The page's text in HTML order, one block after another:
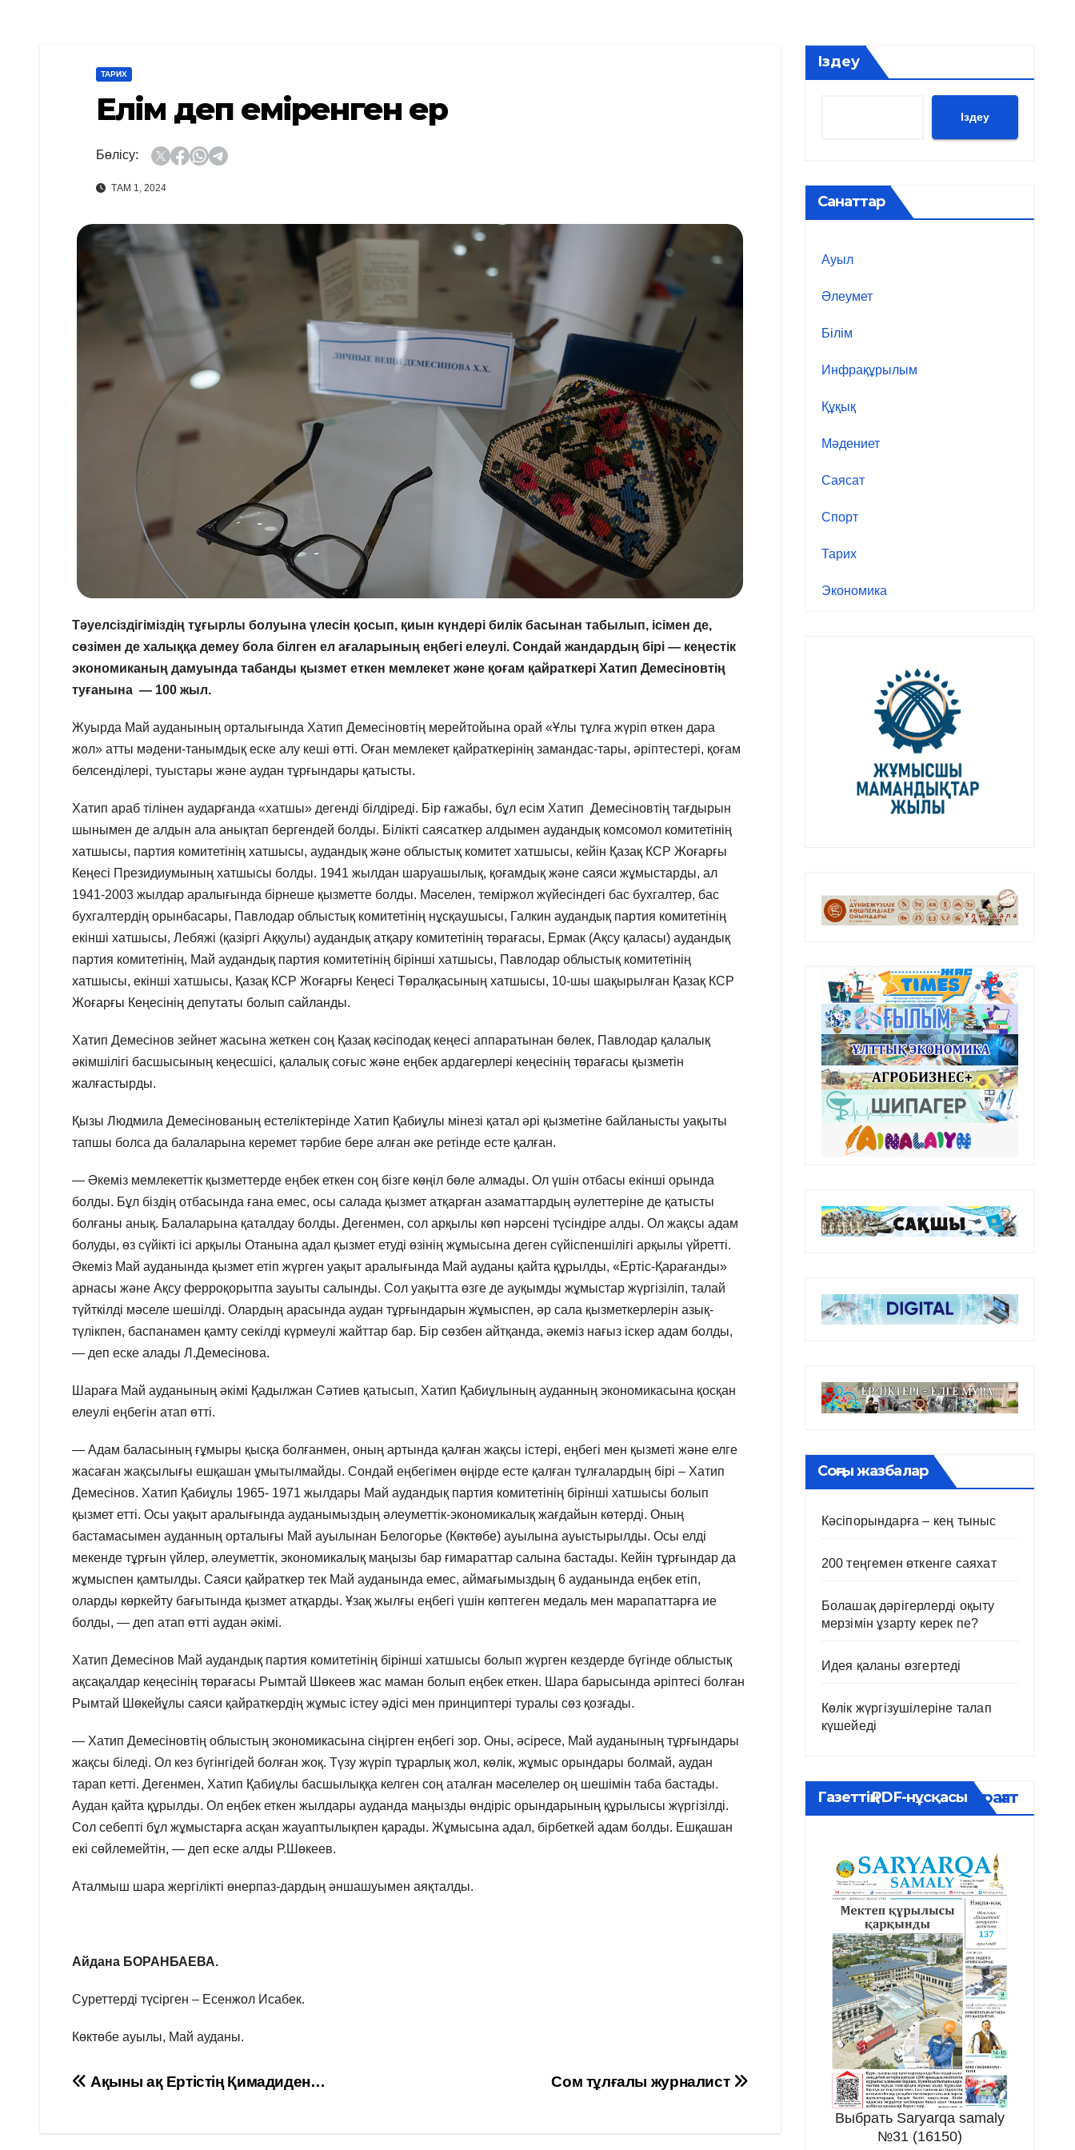
ТАРИХ
Елім деп еміренген ер
Бөлісу:
ТАМ 1, 2024
Тәуелсіздігіміздің тұғырлы болуына үлесін қосып, қиын күндері билік басынан табылып, ісімен де,
сөзімен де халыққа демеу бола білген ел ағаларының еңбегі елеулі. Сондай жандардың бірі — кеңестік
экономиканың дамуында табанды қызмет еткен мемлекет және қоғам қайраткері Хатип Демесіновтің
туғанына — 100 жыл.
Жуырда Май ауданының орталығында Хатип Демесіновтің мерейтойына орай «Ұлы тұлға жүріп өткен дара
жол» атты мәдени-танымдық еске алу кеші өтті. Оған мемлекет қайраткерінің замандас-тары, әріптестері, қоғам
белсенділері, туыстары және аудан тұрғындары қатысты.
Хатип араб тілінен аударғанда «хатшы» дегенді білдіреді. Бір ғажабы, бұл есім Хатип Демесіновтің тағдырын
шынымен де алдын ала анықтап бергендей болды. Білікті саясаткер алдымен аудандық комсомол комитетінің
хатшысы, партия комитетінің хатшысы, аудандық және облыстық комитет хатшысы, кейін Қазақ КСР Жоғарғы
Кеңесі Президиумының хатшысы болды. 1941 жылдан шаруашылық, қоғамдық және саяси жұмыстарды, ал
1941-2003 жылдар аралығында бірнеше қызметте болды. Мәселен, теміржол жүйесіндегі бас бухгалтер, бас
бухгалтердің орынбасары, Павлодар облыстық комитетінің нұсқаушысы, Галкин аудандық партия комитетінің
екінші хатшысы, Лебяжі (қазіргі Аққулы) аудандық атқару комитетінің төрағасы, Ермак (Ақсу қаласы) аудандық
партия комитетінің, Май аудандық партия комитетінің бірінші хатшысы, Павлодар облыстық комитетінің
хатшысы, екінші хатшысы, Қазақ КСР Жоғарғы Кеңесі Төралқасының хатшысы, 10-шы шақырылған Қазақ КСР
Жоғарғы Кеңесінің депутаты болып сайланды.
Хатип Демесінов зейнет жасына жеткен соң Қазақ кәсіподақ кеңесі аппаратынан бөлек, Павлодар қалалық
әкімшілігі басшысының кеңесшісі, қалалық соғыс және еңбек ардагерлері кеңесінің төрағасы қызметін
жалғастырды.
Қызы Людмила Демесінованың естеліктерінде Хатип Қабиұлы мінезі қатал әрі қызметіне байланысты уақыты
тапшы болса да балаларына керемет тәрбие бере алған әке ретінде есте қалған.
— Әкеміз мемлекеттік қызметтерде еңбек еткен соң бізге көңіл бөле алмады. Ол үшін отбасы екінші орында
болды. Бұл біздің отбасында ғана емес, осы салада қызмет атқарған азаматтардың әулеттеріне де қатысты
болғаны анық. Балаларына қаталдау болды. Дегенмен, сол арқылы көп нәрсені түсіндіре алды. Ол жақсы адам
болуды, өз сүйікті ісі арқылы Отанына адал қызмет етуді өзінің жұмысына деген сүйіспеншілігі арқылы үйретті.
Әкеміз Май ауданында қызмет етіп жүрген уақыт аралығында Май ауданы қайта құрылды, «Ертіс-Қарағанды»
арнасы және Ақсу ферроқорытпа зауыты салынды. Сол уақытта өзге де ауқымды жұмыстар жүргізіліп, талай
түйткілді мәселе шешілді. Олардың арасында аудан тұрғындарын жұмыспен, әр сала қызметкерлерін азық-
түлікпен, баспанамен қамту секілді күрмеулі жайттар бар. Бір сөзбен айтқанда, әкеміз нағыз іскер адам болды,
— деп еске алады Л.Демесінова.
Шараға Май ауданының әкімі Қадылжан Сәтиев қатысып, Хатип Қабиұлының ауданның экономикасына қосқан
елеулі еңбегін атап өтті.
— Адам баласының ғұмыры қысқа болғанмен, оның артында қалған жақсы істері, еңбегі мен қызметі және елге
жасаған жақсылығы ешқашан ұмытылмайды. Сондай еңбегімен өңірде есте қалған тұлғалардың бірі – Хатип
Демесінов. Хатип Қабиұлы 1965- 1971 жылдары Май аудандық партия комитетінің бірінші хатшысы болып
қызмет етті. Осы уақыт аралығында ауданымыздың әлеуметтік-экономикалық жағдайын көтерді. Оның
бастамасымен ауданның орталығы Май ауылынан Белогорье (Көктөбе) ауылына ауыстырылды. Осы елді
мекенде тұрғын үйлер, әлеуметтік, экономикалық маңызы бар ғимараттар салына бастады. Кейін тұрғындар да
жұмыспен қамтылды. Саяси қайраткер тек Май ауданында емес, аймағымыздың 6 ауданында еңбек етіп,
оларды көркейту бағытында қызмет атқарды. Ұзақ жылғы еңбегі үшін көптеген медаль мен марапаттарға ие
болды, — деп атап өтті аудан әкімі.
Хатип Демесінов Май аудандық партия комитетінің бірінші хатшысы болып жүрген кездерде бүгінде облыстық
ақсақалдар кеңесінің төрағасы Рымтай Шөкеев жас маман болып еңбек еткен. Шара барысында әріптесі болған
Рымтай Шөкейұлы саяси қайраткердің жұмыс істеу әдісі мен принциптері туралы сөз қозғады.
— Хатип Демесіновтің облыстың экономикасына сіңірген еңбегі зор. Оны, әсіресе, Май ауданының тұрғындары
жақсы біледі. Ол кез бүгінгідей болған жоқ. Түзу жүріп тұрарлық жол, көлік, жұмыс орындары болмай, аудан
тарап кетті. Дегенмен, Хатип Қабиұлы басшылыққа келген соң аталған мәселелер оң шешімін таба бастады.
Аудан қайта құрылды. Ол еңбек еткен жылдары ауданда маңызды өндіріс орындарының құрылысы жүргізілді.
Сол себепті бұл жұмыстарға асқан жауаптылықпен қарады. Жұмысына адал, бірбеткей адам болды. Ешқашан
екі сөйлемейтін, — деп еске алды Р.Шөкеев.
Аталмыш шара жергілікті өнерпаз-дардың әншашуымен аяқталды.
Айдана БОРАНБАЕВА.
Суреттерді түсірген – Есенжол Исабек.
Көктөбе ауылы, Май ауданы.
Навигация
Сом тұлғалы журналист
Ақыны ақ Ертістің Қимадиден…
Іздеу
Іздеу
Санаттар
Ауыл
Әлеумет
Білім
Инфрақұрылым
Құқық
Мәдениет
Саясат
Спорт
Тарих
Экономика
Соңғы жазбалар
Кәсіпорындарға – кең тыныс
200 теңгемен өткенге саяхат
Болашақ дәрігерлерді оқыту
мерзімін ұзарту керек пе?
Идея қаланы өзгертеді
Көлік жүргізушілеріне талап
күшейеді
Газеттің PDF-нұсқасыМұрағат
Выбрать Saryarqa samaly
№31 (16150)